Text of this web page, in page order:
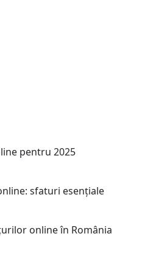
pentru 2025
sfaturi esențiale
online în România